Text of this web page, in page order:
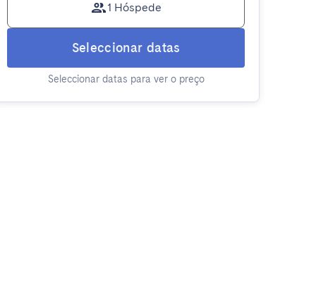
1 Hóspede
Seleccionar datas
Seleccionar datas para ver o preço